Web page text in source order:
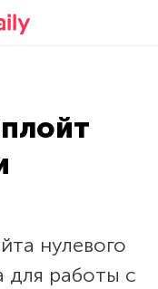
нулевого
для работы с